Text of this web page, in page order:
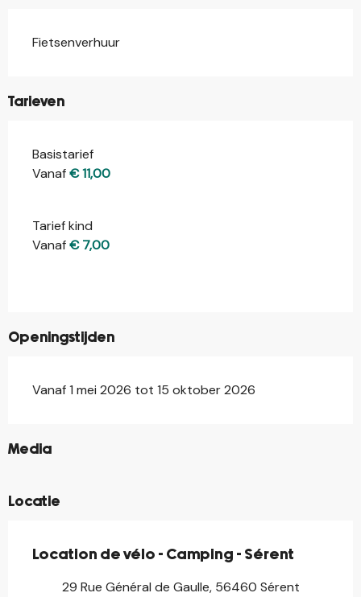
Fietsenverhuur
Tarieven
Tarieven 2026
Basistarief
Vanaf€ 11,00
Tarief kind
Vanaf€ 7,00
Openingstijden
Vanaf 1 mei 2026 tot 15 oktober 2026
Media
©
Locatie
Location de vélo - Camping - Sérent
29 Rue Général de Gaulle, 56460 Sérent